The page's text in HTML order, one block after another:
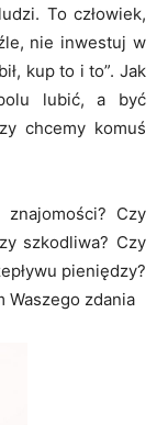
To człowiek,
nie inwestuj w
kup to i to”. Jak
lubić, a być
chcemy komuś
Czy
szkodliwa? Czy
pieniędzy?
Waszego zdania